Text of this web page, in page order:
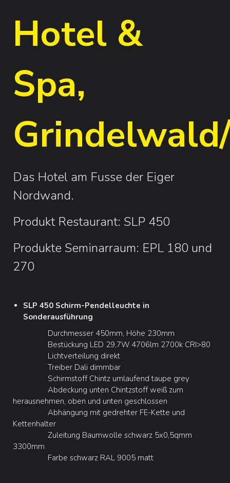
Hotel &
Spa,
Das Hotel am Fusse der Eiger
Nordwand.
Produkt Restaurant: SLP 450
Produkte Seminarraum: EPL 180 und
270
SLP 450 Schirm-Pendelleuchte in
Sonderausführung
Durchmesser 450mm, Höhe 230mm
Bestückung LED 29,7W 4706lm 2700k CRI>80
Lichtverteilung direkt
Treiber Dali dimmbar
Schirmstoff Chintz umlaufend taupe grey
Abdeckung unten Chintzstoff weiß zum
herausnehmen, oben und unten geschlossen
Abhängung mit gedrehter FE-Kette und
Kettenhalter
Zuleitung Baumwolle schwarz 5x0,5qmm
3300mm
Farbe schwarz RAL 9005 matt